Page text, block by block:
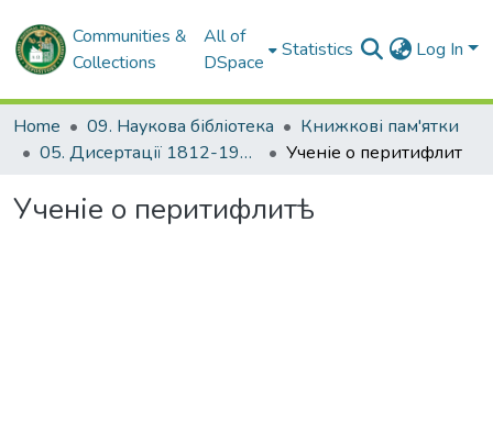
Communities &
Collections
All of
DSpace
Statistics Log In
Home 09. Наукова бібліотека
Книжкові пам'ятки
05. Дисертації 1812-1926 рр.
Ученіе о перитифлитѣ
Ученіе о перитифлитѣ